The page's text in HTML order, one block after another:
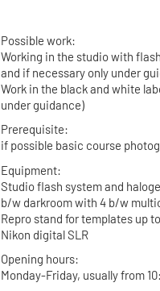
Possible work:
Working in the studio with
and if necessary only under
Work in the black and white
under guidance)
Prerequisite:
if possible basic course
Equipment:
Studio flash system and
b/w darkroom with 4 b/w
Repro stand for templates up
Nikon digital SLR
Opening hours:
Monday-Friday, usually from